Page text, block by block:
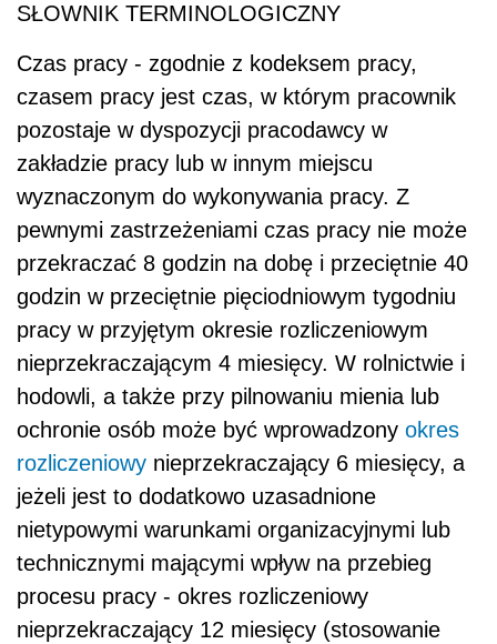
SŁOWNIK TERMINOLOGICZNY
Czas pracy - zgodnie z kodeksem pracy,
czasem pracy jest czas, w którym pracownik
pozostaje w dyspozycji pracodawcy w
zakładzie pracy lub w innym miejscu
wyznaczonym do wykonywania pracy. Z
pewnymi zastrzeżeniami czas pracy nie może
przekraczać 8 godzin na dobę i przeciętnie 40
godzin w przeciętnie pięciodniowym tygodniu
pracy w przyjętym okresie rozliczeniowym
nieprzekraczającym 4 miesięcy. W rolnictwie i
hodowli, a także przy pilnowaniu mienia lub
ochronie osób może być wprowadzony okres
rozliczeniowy nieprzekraczający 6 miesięcy, a
jeżeli jest to dodatkowo uzasadnione
nietypowymi warunkami organizacyjnymi lub
technicznymi mającymi wpływ na przebieg
procesu pracy - okres rozliczeniowy
nieprzekraczający 12 miesięcy (stosowanie